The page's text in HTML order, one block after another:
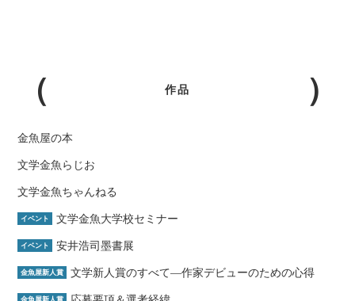
作品
金魚屋の本
文学金魚らじお
文学金魚ちゃんねる
イベント 文学金魚大学校セミナー
イベント 安井浩司墨書展
金魚屋新人賞 文学新人賞のすべて―作家デビューのための心得